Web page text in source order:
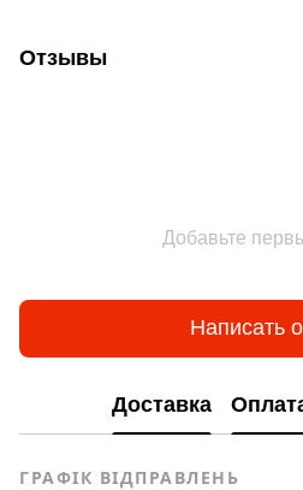
Отзывы
Добавьте
Написать
Доставка
ГРАФІК ВІДПРАВЛЕНЬ